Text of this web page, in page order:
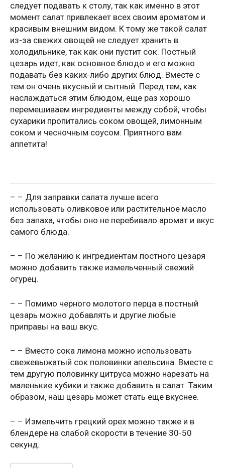
следует подавать к столу, так как именно в этот
момент салат привлекает всех своим ароматом и
красивым внешним видом. К тому же такой салат
из-за свежих овощей не следует хранить в
холодильнике, так как они пустит сок. Постный
цезарь идет, как основное блюдо и его можно
подавать без каких-либо других блюд. Вместе с
тем он очень вкусный и сытный. Перед тем, как
наслаждаться этим блюдом, еще раз хорошо
перемешиваем ингредиенты между собой, чтобы
сухарики пропитались соком овощей, лимонным
соком и чесночным соусом. Приятного вам
аппетита!
– – Для заправки салата лучше всего
использовать оливковое или растительное масло
без запаха, чтобы оно не перебивало аромат и вкус
самого блюда.
– – По желанию к ингредиентам постного цезаря
можно добавить также измельченный свежий
огурец.
– – Помимо черного молотого перца в постный
цезарь можно добавлять и другие любые
приправы на ваш вкус.
– – Вместо сока лимона можно использовать
свежевыжатый сок половинки апельсина. Вместе с
тем другую половинку цитруса можно нарезать на
маленькие кубики и также добавить в салат. Таким
образом, наш цезарь может стать еще вкуснее.
– – Измельчить грецкий орех можно также и в
блендере на слабой скорости в течение 30-50
секунд.